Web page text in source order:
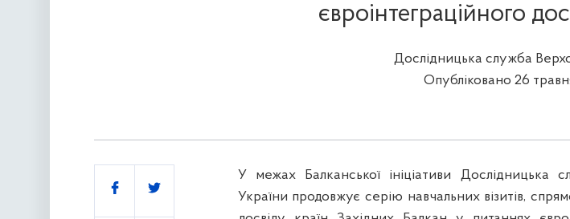
євроінтеграційного
Дослідницька служба
Опубліковано 26
У межах Балканської ініціативи Дослідницька
України продовжує серію навчальних візитів,
Поділитись